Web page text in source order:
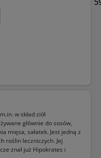
w skład ziół
głównie do sosów,
mięsa, sałatek. Jest jedną z
roślin leczniczych. Jej
znał już Hipokrates i